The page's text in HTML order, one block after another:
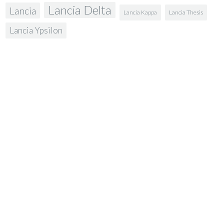
Lancia Lancia Delta Lancia Kappa Lancia Thesis
Lancia Ypsilon